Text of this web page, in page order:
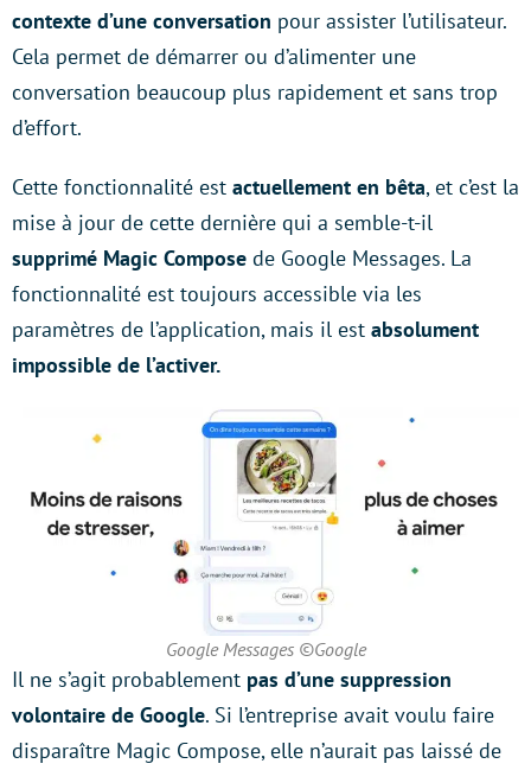
contexte d’une conversation pour assister l’utilisateur.
Cela permet de démarrer ou d’alimenter une
conversation beaucoup plus rapidement et sans trop
d’effort.
Cette fonctionnalité est actuellement en bêta, et c’est la
mise à jour de cette dernière qui a semble-t-il
supprimé Magic Compose de Google Messages. La
fonctionnalité est toujours accessible via les
paramètres de l’application, mais il est absolument
impossible de l’activer.
Google Messages ©Google
Il ne s’agit probablement pas d’une suppression
volontaire de Google. Si l’entreprise avait voulu faire
disparaître Magic Compose, elle n’aurait pas laissé de